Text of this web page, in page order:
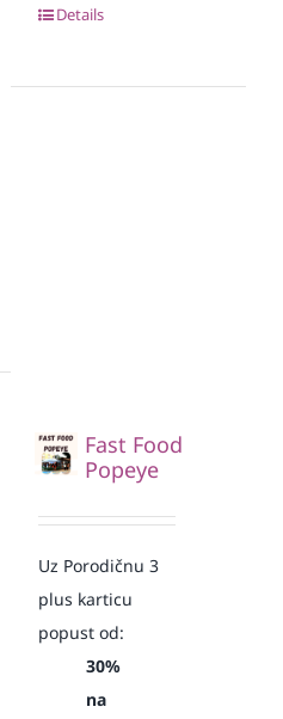
Details
Fast Food
Popeye
Uz Porodičnu 3
plus karticu
popust od:
30%
na